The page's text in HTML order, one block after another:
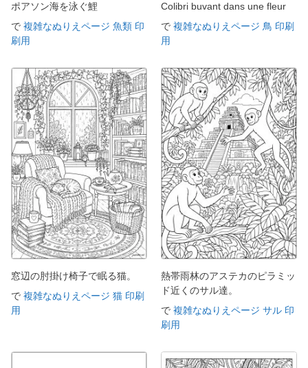
ポアソン海を泳ぐ鯉
で 複雑なぬりえページ 魚類 印
刷用
Colibri buvant dans une fleur
で 複雑なぬりえページ 鳥 印刷
用
窓辺の肘掛け椅子で眠る猫。
で 複雑なぬりえページ 猫 印刷
用
熱帯雨林のアステカのピラミッ
ド近くのサル達。
で 複雑なぬりえページ サル 印
刷用